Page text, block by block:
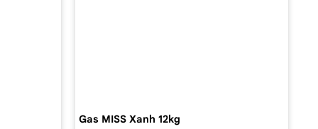
Gas MISS Xanh 12kg